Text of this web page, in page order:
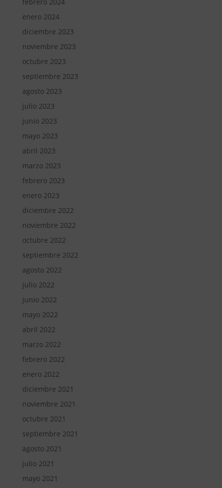
enero 2024
diciembre 2023
noviembre 2023
octubre 2023
septiembre 2023
agosto 2023
julio 2023
junio 2023
mayo 2023
abril 2023
marzo 2023
febrero 2023
enero 2023
diciembre 2022
noviembre 2022
octubre 2022
septiembre 2022
agosto 2022
julio 2022
junio 2022
mayo 2022
abril 2022
marzo 2022
febrero 2022
enero 2022
diciembre 2021
noviembre 2021
octubre 2021
septiembre 2021
agosto 2021
julio 2021
mayo 2021